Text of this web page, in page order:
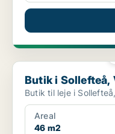
Butik i Sollefteå,
Butik i
Butik til leje
Areal
46 m2